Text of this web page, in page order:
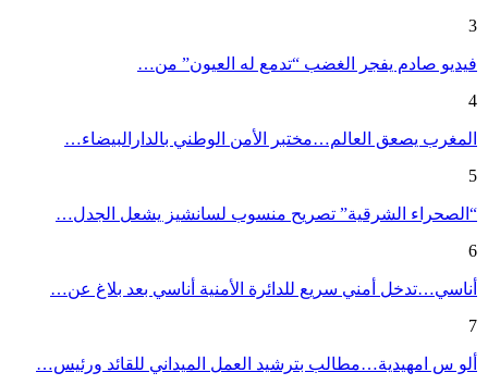
3
فيديو صادم يفجر الغضب “تدمع له العيون” من…
4
المغرب يصعق العالم…مختبر الأمن الوطني بالدارالبيضاء…
5
“الصحراء الشرقية” تصريح منسوب لسانشيز يشعل الجدل…
6
أناسي…تدخل أمني سريع للدائرة الأمنية أناسي بعد بلاغ عن…
7
ألو س امهيدية…مطالب بترشيد العمل الميداني للقائد ورئيس…